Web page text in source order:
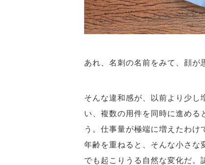
あれ、名刺の名前をみて、顔
そんな違和感が、以前より少し
い、複数の用件を同時に進める
う。仕事量が極端に増えたわ
年齢を重ねると、そんな小さな
でも起こりうる自然な変化だ。